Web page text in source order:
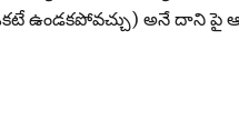
ఉండకపోవచ్చు) అనే దాని పై